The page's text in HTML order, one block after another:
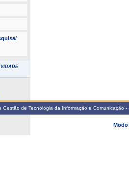
Gestão de Tecnologia da Informação e
Modo